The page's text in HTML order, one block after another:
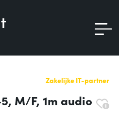
Zakelijke IT-partner
M/F, 1m audio